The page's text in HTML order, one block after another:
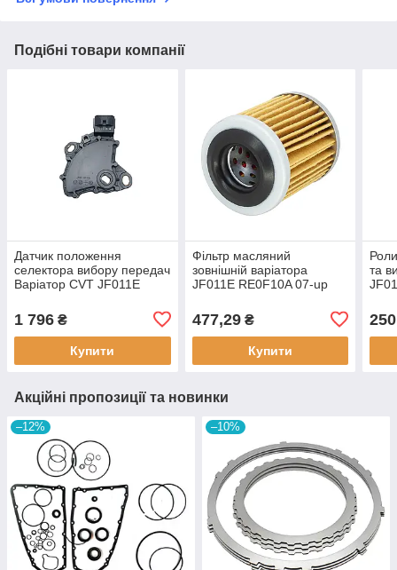
Подібні товари компанії
Датчик положення
селектора вибору передач
Варіатор CVT JF011E
05189840AA (Б.У.)
1 796 ₴
Купити
Фільтр масляний
зовнішній варіатора
JF011E RE0F10A 07-up
477,29₴
Купити
та
Акційні пропозиції та новинки
–12% –10%